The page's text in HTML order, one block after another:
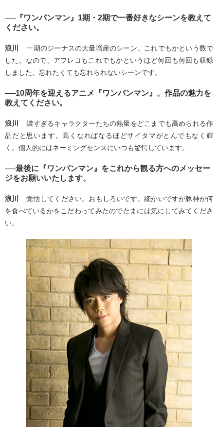
──『ワンパンマン』1期・2期で一番好きなシーンを教えて
ください。
浪川
一期のジーナスの大量増産のシーン。これでもかという数で
した。なので、アフレコもこれでもかというほど何回も何回も収録
しました。忘れたくても忘れられないシーンです。
──10周年を迎えるアニメ『ワンパンマン』。作品の魅力を
教えてください。
浪川
濃すぎるキャラクターたちの熱量をどこまでも高められる作
品だと思います。高くなればなるほどサイタマがとんでもなく輝
く。個人的にはネーミングセンスにいつも驚愕しています。
──最後に『ワンパンマン』をこれから観る方へのメッセー
ジをお願いいたします。
浪川
覚悟してください。おもしろいです。細かいですが豚神が何
を食べているかをこだわってみたのでたまには気にしてみてくださ
い。